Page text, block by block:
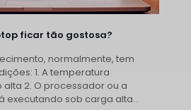
ficar tão gostosa?
normalmente, tem
1. A temperatura
2. O processador ou a
executando sob carga alta...